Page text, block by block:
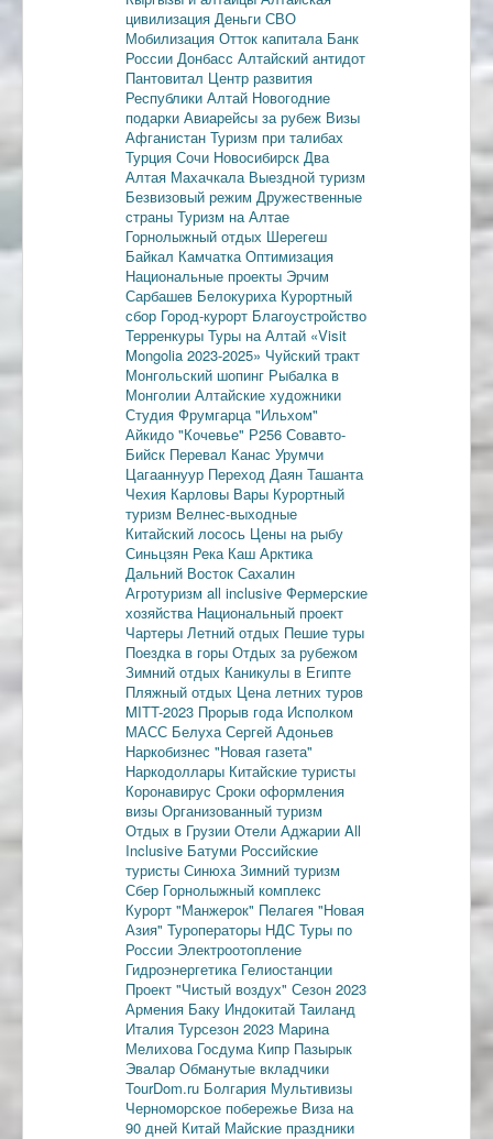
цивилизация Деньги СВО
Мобилизация Отток капитала Банк
России Донбасс Алтайский антидот
Пантовитал Центр развития
Республики Алтай Новогодние
подарки Авиарейсы за рубеж Визы
Афганистан Туризм при талибах
Турция Сочи Новосибирск Два
Алтая Махачкала Выездной туризм
Безвизовый режим Дружественные
страны Туризм на Алтае
Горнолыжный отдых Шерегеш
Байкал Камчатка Оптимизация
Национальные проекты Эрчим
Сарбашев Белокуриха Курортный
сбор Город-курорт Благоустройство
Терренкуры Туры на Алтай «Visit
Mongolia 2023-2025» Чуйский тракт
Монгольский шопинг Рыбалка в
Монголии Алтайские художники
Студия Фрумгарца "Ильхом"
Айкидо "Кочевье" Р256 Совавто-
Бийск Перевал Канас Урумчи
Цагааннуур Переход Даян Ташанта
Чехия Карловы Вары Курортный
туризм Велнес-выходные
Китайский лосось Цены на рыбу
Синьцзян Река Каш Арктика
Дальний Восток Сахалин
Агротуризм all inclusive Фермерские
хозяйства Национальный проект
Чартеры Летний отдых Пешие туры
Поездка в горы Отдых за рубежом
Зимний отдых Каникулы в Египте
Пляжный отдых Цена летних туров
MITT-2023 Прорыв года Исполком
МАСС Белуха Сергей Адоньев
Наркобизнес "Новая газета"
Наркодоллары Китайские туристы
Коронавирус Сроки оформления
визы Организованный туризм
Отдых в Грузии Отели Аджарии All
Inclusive Батуми Российские
туристы Синюха Зимний туризм
Сбер Горнолыжный комплекс
Курорт "Манжерок" Пелагея "Новая
Азия" Туроператоры НДС Туры по
России Электроотопление
Гидроэнергетика Гелиостанции
Проект "Чистый воздух" Сезон 2023
Армения Баку Индокитай Таиланд
Италия Турсезон 2023 Марина
Мелихова Госдума Кипр Пазырык
Эвалар Обманутые вкладчики
TourDom.ru Болгария Мультивизы
Черноморское побережье Виза на
90 дней Китай Майские праздники